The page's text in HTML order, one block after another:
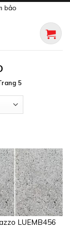
bảo
5
LUEMB456